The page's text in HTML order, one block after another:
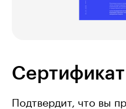
Подтвердит, что вы